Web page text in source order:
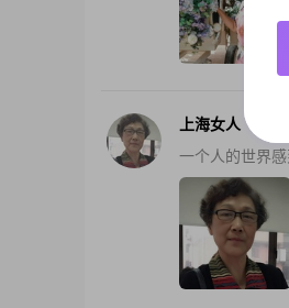
上海女人
一个人的世界